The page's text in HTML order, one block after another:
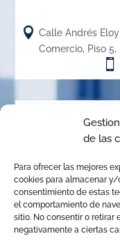
de las
Para ofrecer las mejores
cookies para almacenar
consentimiento de estas
el comportamiento de
sitio. No consentir o retirar
negativamente a ciertas
 Calle Andrés
Comercio, Piso

Acerca de
creado en el año
Comercio, Industria
conformidad con las
Comercial para